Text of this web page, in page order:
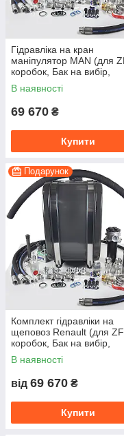
Гідравліка на кран
маніпулятор MAN (для
коробок, Бак на вибір,
Туреччина)
В наявності
69 670 ₴
Купити
Подарунок
Комплект гідравліки на
щеповоз Renault (для ZF
коробок, Бак на вибір,
Туреччина)
В наявності
від 69 670 ₴
Купити